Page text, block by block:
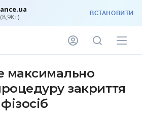
(8,9K+) ВСТАНОВИТИ
максимально
закриття